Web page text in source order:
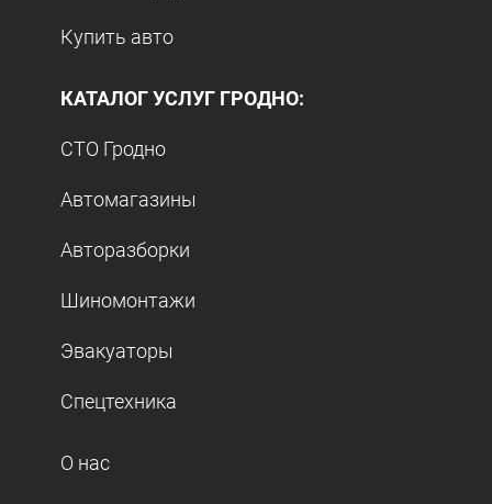
Купить авто
КАТАЛОГ УСЛУГ ГРОДНО:
СТО Гродно
Автомагазины
Авторазборки
Шиномонтажи
Эвакуаторы
Спецтехника
О нас